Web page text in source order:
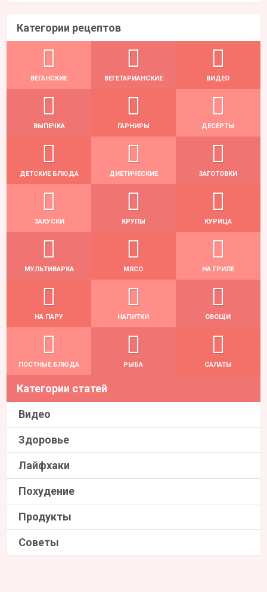
Категории рецептов
ВЕГАНСКИЕ ВЕГЕТАРИАНСКИЕ ВИДЕО
ВЫПЕЧКА ГАРНИРЫ ДЕСЕРТЫ
ДЕТСКИЕ БЛЮДА ДИЕТИЧЕСКИЕ ЗАГОТОВКИ
ЗАКУСКИ КРУПЫ КУРИЦА
МУЛЬТИВАРКА МЯСО НА ГРИЛЕ
НА ПАРУ НАПИТКИ ОВОЩИ
ПОСТНЫЕ БЛЮДА РЫБА САЛАТЫ
Категории статей
Видео
Здоровье
Лайфхаки
Похудение
Продукты
Советы